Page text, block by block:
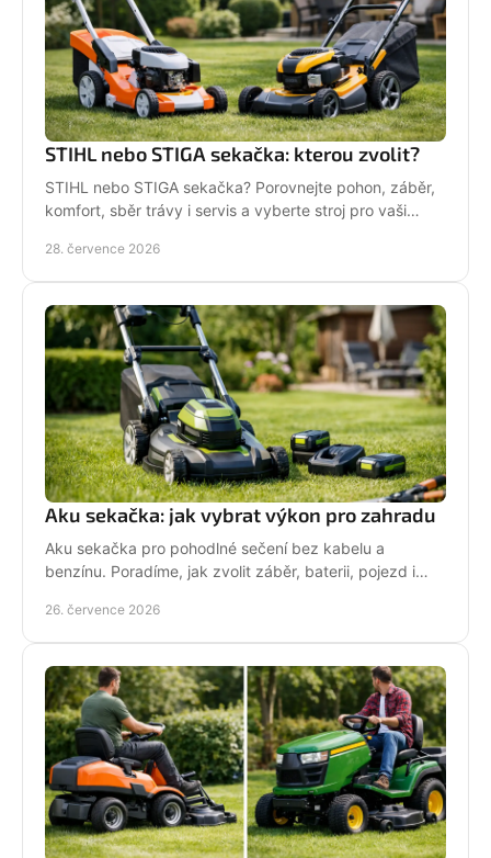
STIHL nebo STIGA sekačka: kterou zvolit?
STIHL nebo STIGA sekačka? Porovnejte pohon, záběr,
komfort, sběr trávy i servis a vyberte stroj pro vaši
28. července 2026
Aku sekačka: jak vybrat výkon pro zahradu
Aku sekačka pro pohodlné sečení bez kabelu a
benzínu. Poradíme, jak zvolit záběr, baterii, pojezd i
26. července 2026